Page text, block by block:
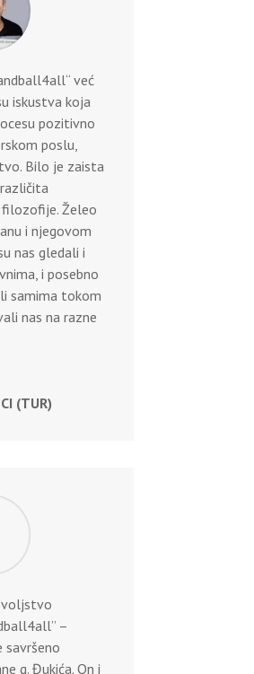
već
iskustva koja
pozitivno
poslu,
Bilo je zaista
Želeo
i njegovom
nas gledali i
i posebno
samima tokom
nas na razne
(TUR)
–
savršeno
g. Đukića. On i